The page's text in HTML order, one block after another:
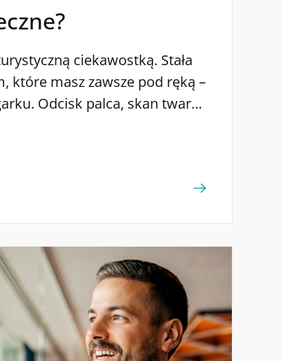
ciekawostką. Stała
które masz zawsze pod ręką –
Odcisk palca, skan twarzy
haseł i wielokrotnych